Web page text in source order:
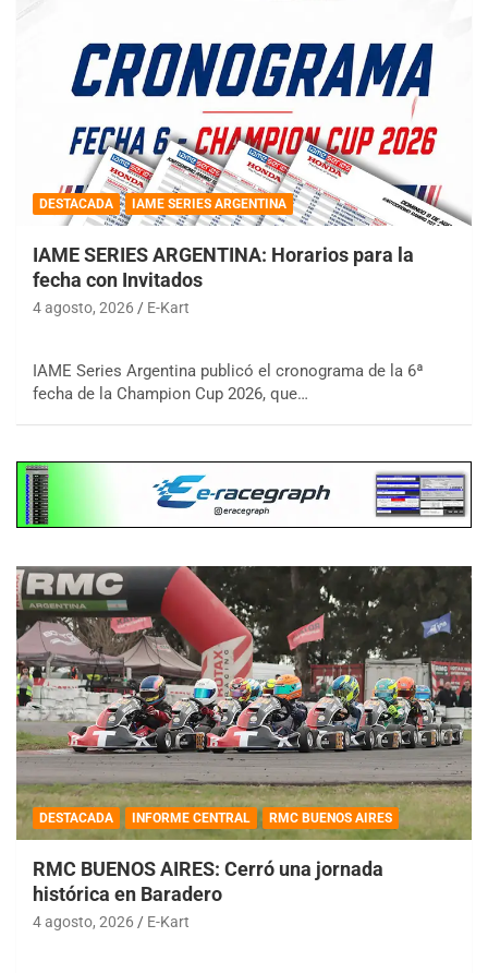
DESTACADA IAME SERIES ARGENTINA
IAME SERIES ARGENTINA: Horarios para la
fecha con Invitados
4 agosto, 2026 E-Kart
IAME Series Argentina publicó el cronograma de la 6ª
fecha de la Champion Cup 2026, que…
DESTACADA INFORME CENTRAL RMC BUENOS AIRES
RMC BUENOS AIRES: Cerró una jornada
histórica en Baradero
4 agosto, 2026 E-Kart